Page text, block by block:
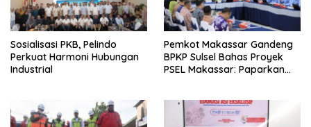
Sosialisasi PKB, Pelindo
Perkuat Harmoni Hubungan
Industrial
Pemkot Makassar Gandeng
BPKP Sulsel Bahas Proyek
PSEL Makassar: Paparkan